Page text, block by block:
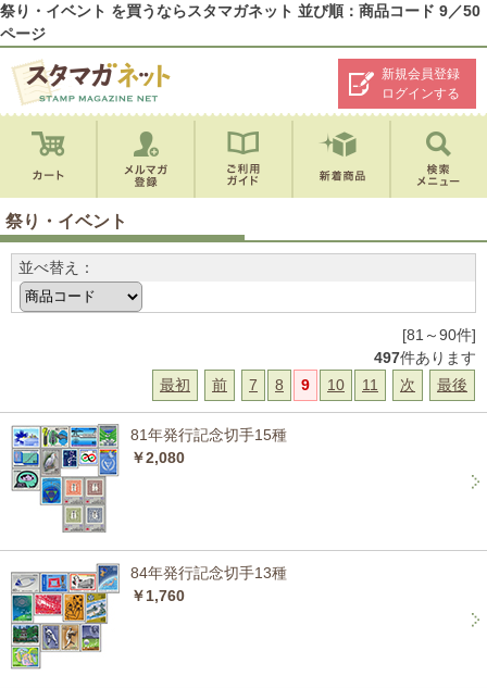
祭り・イベント を買うならスタマガネット 並び順：商品コード 9／50
ページ
新規会員登録
ログインする
祭り・イベント
並べ替え：
[81～90件]
497件あります
最初
前 7 8 9 10 11 次 最後
81年発行記念切手15種
￥2,080
84年発行記念切手13種
￥1,760